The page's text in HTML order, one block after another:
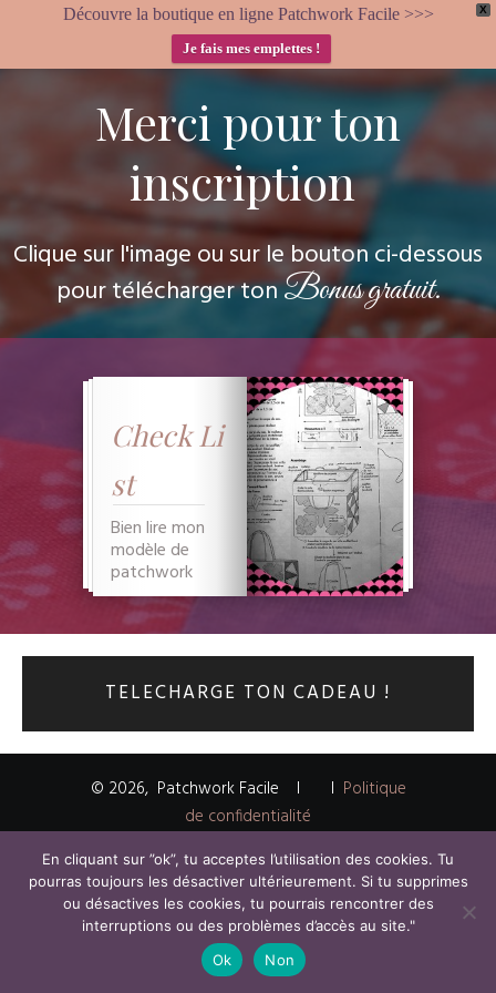
X
Découvre la boutique en ligne Patchwork Facile >>>
Je fais mes emplettes !
Merci pour ton
inscription
Clique sur l'image ou sur le bouton ci-dessous
pour télécharger tonBonus gratuit.
CheckLi
st
Bien lire mon
modèle de
patchwork
TELECHARGE TON CADEAU !
© 2026, Patchwork Facile I I Politique
de confidentialité
En cliquant sur ”ok”, tu acceptes l’utilisation des cookies. Tu
pourras toujours les désactiver ultérieurement. Si tu supprimes
ou désactives les cookies, tu pourrais rencontrer des
interruptions ou des problèmes d’accès au site."
Ok
Non